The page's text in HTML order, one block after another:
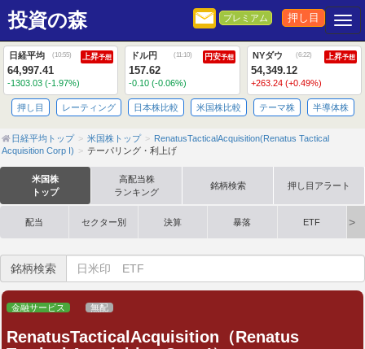
投資の森 プレミアム 押し目
日経平均 (10:55) 上昇予想
64,997.41
-1303.03 (-1.97%)
ドル円 (11:10) 円安予想
157.62
-0.10 (-0.06%)
NYダウ (6:22) 上昇予想
54,349.12
+263.24 (+0.49%)
押し目 レーティング 日本株比較 米国株比較 テーマ株 半導体株
日経平均トップ 米国株トップ
RenatusTacticalAcquisition(Renatus Tactical
Acquisition Corp I)
テーパリング・利上げ
米国株
トップ
高配当株
ランキング
銘柄検索 押し目アラート
配当 セクター別 決算 暴落 ETF
銘柄検索
金融サービス 無配
RenatusTacticalAcquisition（Renatus